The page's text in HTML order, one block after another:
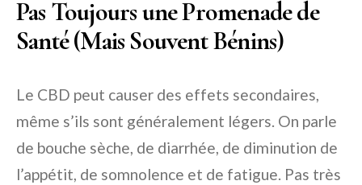
Pas Toujours une Promenade de
Santé (Mais Souvent Bénins)
Le CBD peut causer des effets secondaires,
même s’ils sont généralement légers. On parle
de bouche sèche, de diarrhée, de diminution de
l’appétit, de somnolence et de fatigue. Pas très